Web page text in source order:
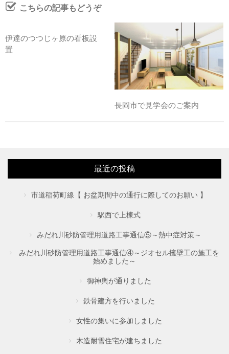
こちらの記事もどうぞ
伊達のつつじヶ原の看板設
置
長岡市で見学会のご案内
最近の投稿
市道稲荷町線【 お盆期間中の通行に際してのお願い 】
駅西で上棟式
みだれ川砂防管理用道路工事通信⑤～熱中症対策～
みだれ川砂防管理用道路工事通信④～ジオセル擁壁工の施工を
始めました～
御神輿が通りました
鉄骨建方を行いました
女性の集いに参加しました
木造耐雪住宅が建ちました